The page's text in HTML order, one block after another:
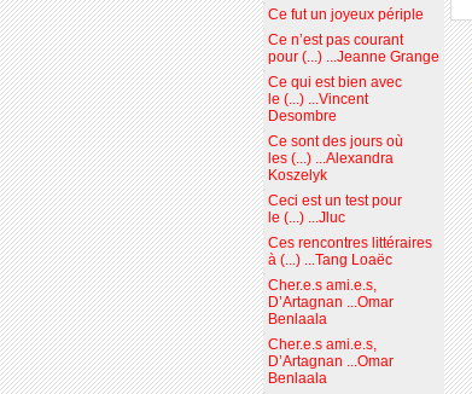
Ce fut un joyeux périple
Ce n’est pas courant
pour (...) ...Jeanne Grange
Ce qui est bien avec
le (...) ...Vincent
Desombre
Ce sont des jours où
les (...) ...Alexandra
Koszelyk
Ceci est un test pour
le (...) ...Jluc
Ces rencontres littéraires
à (...) ...Tang Loaëc
Cher.e.s ami.e.s,
D’Artagnan ...Omar
Benlaala
Cher.e.s ami.e.s,
D’Artagnan ...Omar
Benlaala